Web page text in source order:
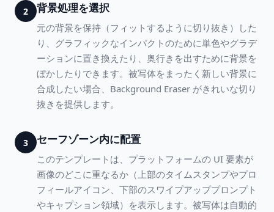
2 背景処理を選択
元の背景を保持（フィットするように切り抜き）した
り、グラフィックなインパクトのために単色やグラデ
ーションに置き換えたり、奥行きを出すために背景を
ぼかしたりできます。被写体をまったく新しい背景に
合成したい場合、Background Eraser がきれいな切り
抜きを提供します。
3 セーフゾーン内に配置
このテンプレートは、プラットフォームの UI 要素が
画像のどこに重なるか（上部のタイムスタンプやプロ
フィールアイコン、下部のスワイプアッププロンプト
やキャプション領域）を表示します。被写体は自動的